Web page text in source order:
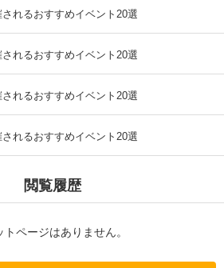
れるおすすめイベント20選
れるおすすめイベント20選
れるおすすめイベント20選
れるおすすめイベント20選
閲覧履歴
ページはありません。